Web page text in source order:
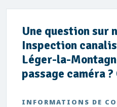
Une question sur
Inspection
Léger-la-
passage caméra
INFORMATIONS DE